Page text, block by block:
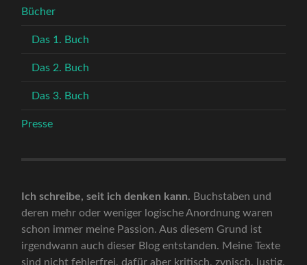
Bücher
Das 1. Buch
Das 2. Buch
Das 3. Buch
Presse
Ich schreibe, seit ich denken kann. Buchstaben und
deren mehr oder weniger logische Anordnung waren
schon immer meine Passion. Aus diesem Grund ist
irgendwann auch dieser Blog entstanden. Meine Texte
sind nicht fehlerfrei, dafür aber kritisch, zynisch, lustig,